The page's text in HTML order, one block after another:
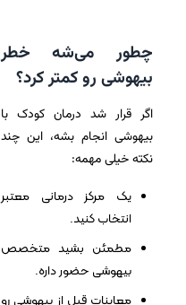
چطور می‌شه خطر
بیهوشی رو کمتر کرد؟
اگر قرار شد درمان کودک با
بیهوشی انجام بشه، این چند
نکته خیلی مهمه:
یک مرکز درمانی معتبر
انتخاب کنید.
مطمئن بشید متخصص
بیهوشی حضور داره.
معاینات قبل از بیهوشی رو